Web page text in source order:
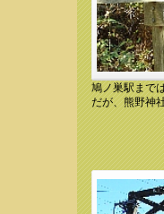
10.12.11 13:19
鳩ノ巣駅まで
だが、熊野神